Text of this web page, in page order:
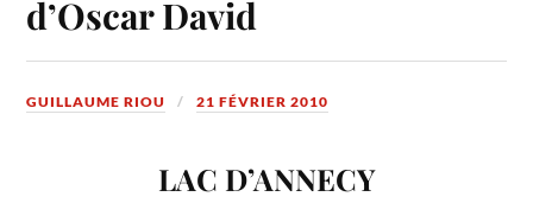
d’Oscar David
GUILLAUME RIOU 21 FÉVRIER 2010
LAC D’ANNECY